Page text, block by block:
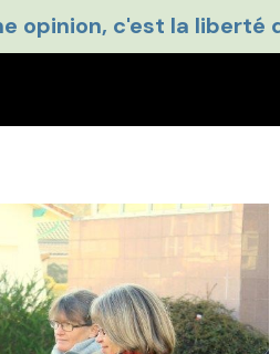
opinion, c'est la liberté